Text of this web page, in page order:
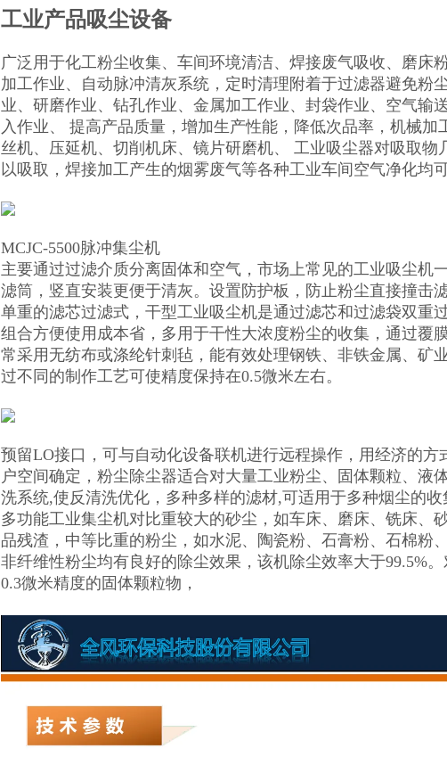
工业产品吸尘设备
广泛用于化工粉尘收集、车间环境清洁、焊接废气吸收、磨床
加工作业、自动脉冲清灰系统，定时清理附着于过滤器避免粉
业、研磨作业、钻孔作业、金属加工作业、封袋作业、空气输
入作业、 提高产品质量，增加生产性能，降低次品率，机械
丝机、压延机、切削机床、镜片研磨机、 工业吸尘器对吸取
以吸取，焊接加工产生的烟雾废气等各种工业车间空气净化均可
MCJC-5500脉冲集尘机
主要通过过滤介质分离固体和空气，市场上常见的工业吸尘机
滤筒，竖直安装更便于清灰。设置防护板，防止粉尘直接撞击
单重的滤芯过滤式，干型工业吸尘机是通过滤芯和过滤袋双重
组合方便使用成本省，多用于干性大浓度粉尘的收集，通过覆
常采用无纺布或涤纶针刺毡，能有效处理钢铁、非铁金属、矿
过不同的制作工艺可使精度保持在0.5微米左右。
预留LO接口，可与自动化设备联机进行远程操作，用经济的
户空间确定，粉尘除尘器适合对大量工业粉尘、固体颗粒、液
洗系统,使反清洗优化，多种多样的滤材,可适用于多种烟尘的收
多功能工业集尘机对比重较大的砂尘，如车床、磨床、铣床、
品残渣，中等比重的粉尘，如水泥、陶瓷粉、石膏粉、石棉粉
非纤维性粉尘均有良好的除尘效果，该机除尘效率大于99.5%
0.3微米精度的固体颗粒物，